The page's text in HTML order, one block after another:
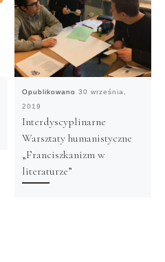
Opublikowano 30 września,
2019
Interdyscyplinarne
Warsztaty humanistyczne
„Franciszkanizm w
literaturze”